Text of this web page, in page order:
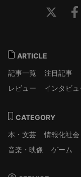
ARTICLE
記事一覧
注目記事
レビュー
インタビュ
CATEGORY
本・文芸
情報化社会
音楽・映像
ゲーム